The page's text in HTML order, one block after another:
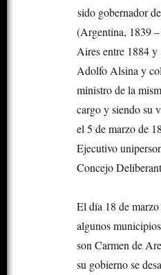
(Argentina, 1839
Aires entre 1884
Adolfo Alsina y
ministro de la
cargo y siendo su
el 5 de marzo de
Ejecutivo
Concejo
El día 18 de
algunos
son Carmen de
su gobierno se